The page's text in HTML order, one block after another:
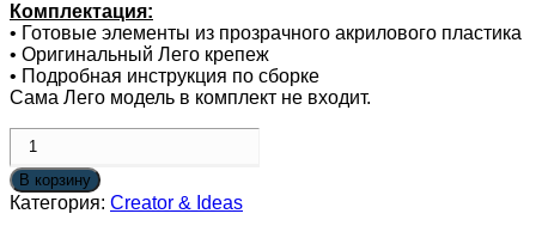
Комплектация:
• Готовые элементы из прозрачного акрилового пластика
• Оригинальный Лего крепеж
• Подробная инструкция по сборке
Сама Лего модель в комплект не входит.
Количество
товара
Бокс
для
В корзину
Категория: Creator & Ideas